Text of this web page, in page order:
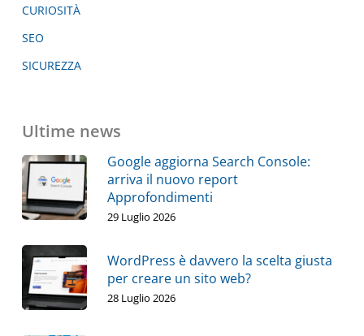
CURIOSITÀ
SEO
SICUREZZA
Ultime news
Google aggiorna Search Console:
arriva il nuovo report
Approfondimenti
29 Luglio 2026
WordPress è davvero la scelta giusta
per creare un sito web?
28 Luglio 2026